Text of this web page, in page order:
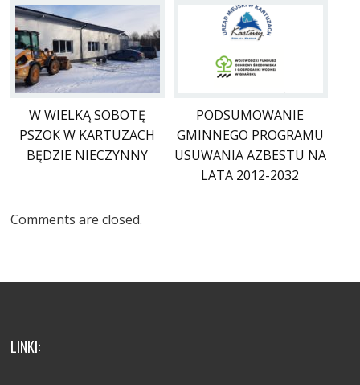
W WIELKĄ SOBOTĘ
PSZOK W KARTUZACH
BĘDZIE NIECZYNNY
PODSUMOWANIE
GMINNEGO PROGRAMU
USUWANIA AZBESTU NA
LATA 2012-2032
Comments are closed.
LINKI: